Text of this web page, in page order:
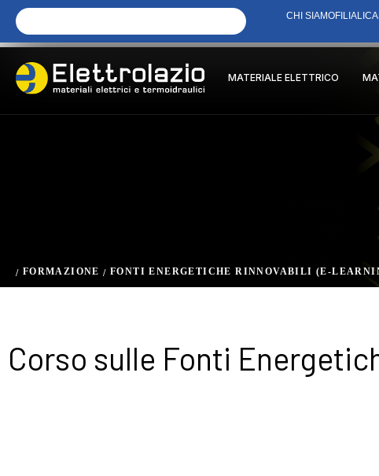
CHI SIAMOFILIALI
MATERIALE ELETTRICO
/ FORMAZIONE / FONTI ENERGETICHE RINNOVABILI (E-
Corso sulle Fonti